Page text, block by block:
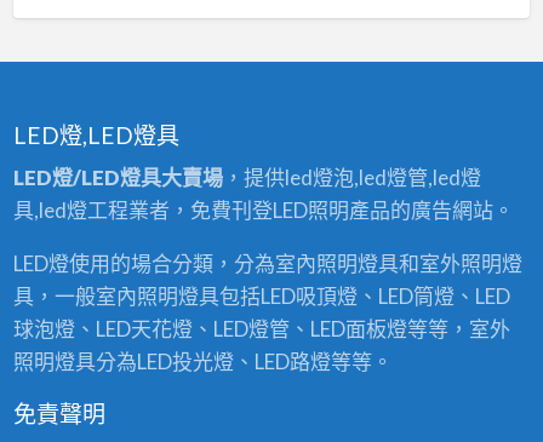
LED燈,LED燈具
LED燈/LED燈具大賣場，提供led燈泡,led燈管,led燈
具,led燈工程業者，免費刊登LED照明產品的廣告網站。
LED燈使用的場合分類，分為室內照明燈具和室外照明燈
具，一般室內照明燈具包括LED吸頂燈、LED筒燈、LED
球泡燈、LED天花燈、LED燈管、LED面板燈等等，室外
照明燈具分為LED投光燈、LED路燈等等。
免責聲明